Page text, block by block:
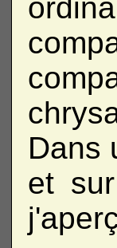
Dans
et